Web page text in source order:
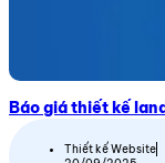
Báo giá thiết kế
Thiết kế Website